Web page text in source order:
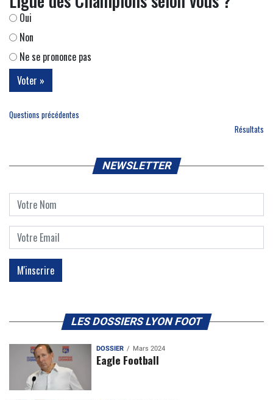
Oui
Non
Ne se prononce pas
Questions précédentes
Résultats
NEWSLETTER
LES DOSSIERS LYON FOOT
DOSSIER Mars 2024
Eagle Football